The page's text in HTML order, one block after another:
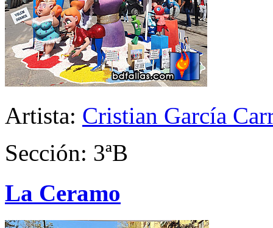
Artista: Cristian García
Sección: 3ªB
La Ceramo